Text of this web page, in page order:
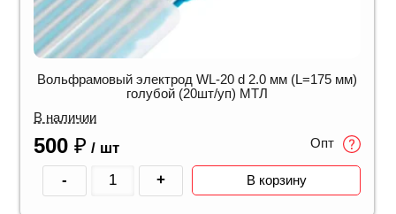
Вольфрамовый электрод WL-20 d 2.0 мм (L=175 мм)
голубой (20шт/уп) МТЛ
В наличии
500 ₽ / шт Опт
- + В корзину